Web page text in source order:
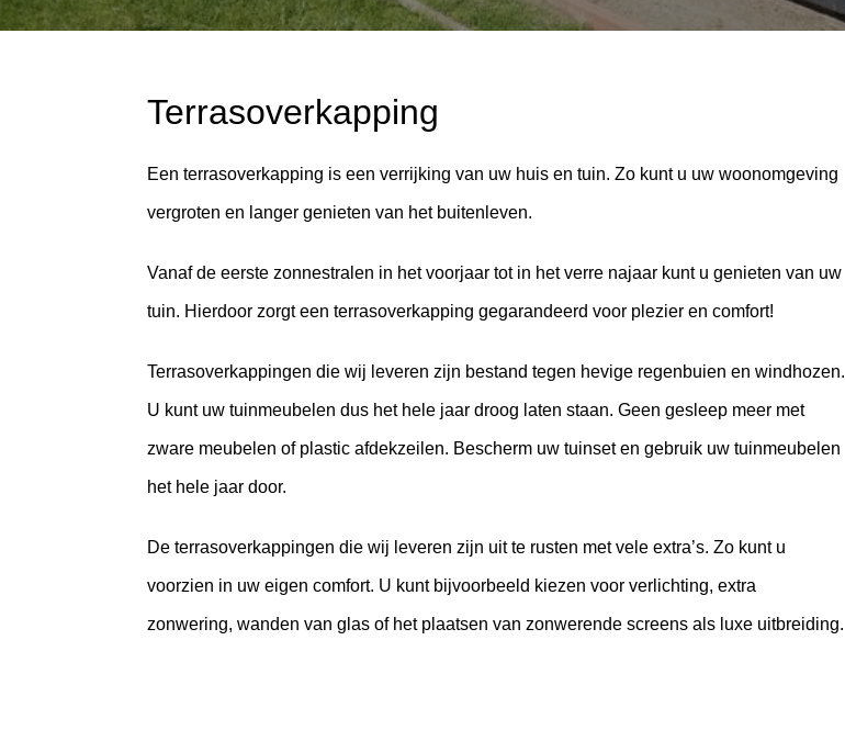
Terrasoverkapping
Een terrasoverkapping is een verrijking van uw huis en tuin. Zo kunt u uw woonomgeving
vergroten en langer genieten van het buitenleven.
Vanaf de eerste zonnestralen in het voorjaar tot in het verre najaar kunt u genieten van uw
tuin. Hierdoor zorgt een terrasoverkapping gegarandeerd voor plezier en comfort!
Terrasoverkappingen die wij leveren zijn bestand tegen hevige regenbuien en windhozen.
U kunt uw tuinmeubelen dus het hele jaar droog laten staan. Geen gesleep meer met
zware meubelen of plastic afdekzeilen. Bescherm uw tuinset en gebruik uw tuinmeubelen
het hele jaar door.
De terrasoverkappingen die wij leveren zijn uit te rusten met vele extra’s. Zo kunt u
voorzien in uw eigen comfort. U kunt bijvoorbeeld kiezen voor verlichting, extra
zonwering, wanden van glas of het plaatsen van zonwerende screens als luxe uitbreiding.